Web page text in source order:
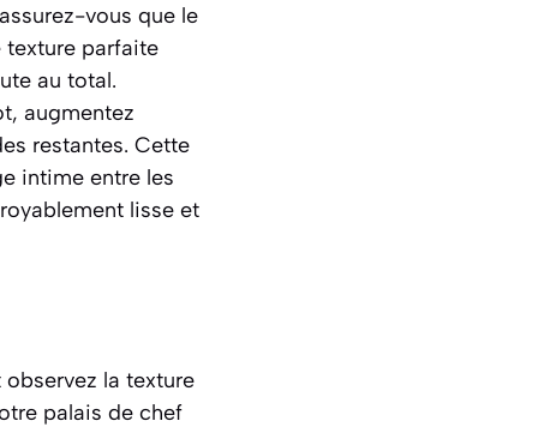
vous que le
texture parfaite
au total.
augmentez
restantes. Cette
intime entre les
lisse et
la texture
palais de chef